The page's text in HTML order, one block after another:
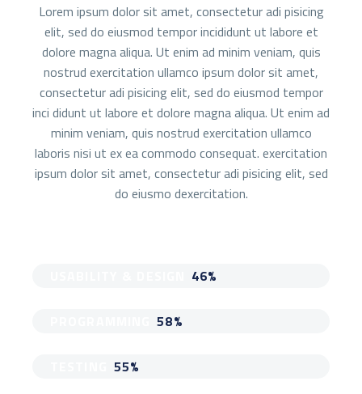
Lorem ipsum dolor sit amet, consectetur adi pisicing
elit, sed do eiusmod tempor incididunt ut labore et
dolore magna aliqua. Ut enim ad minim veniam, quis
nostrud exercitation ullamco ipsum dolor sit amet,
consectetur adi pisicing elit, sed do eiusmod tempor
inci didunt ut labore et dolore magna aliqua. Ut enim ad
minim veniam, quis nostrud exercitation ullamco
laboris nisi ut ex ea commodo consequat. exercitation
ipsum dolor sit amet, consectetur adi pisicing elit, sed
do eiusmo dexercitation.
46%
58%
55%